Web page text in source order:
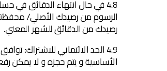
4.8 في حال انتهاء الدقائق
الرسوم من رصيدك الأصلي/
رصيدك من الدقائق للشهر المعني.
الأساسية و يتم حجزه و لا يمكن